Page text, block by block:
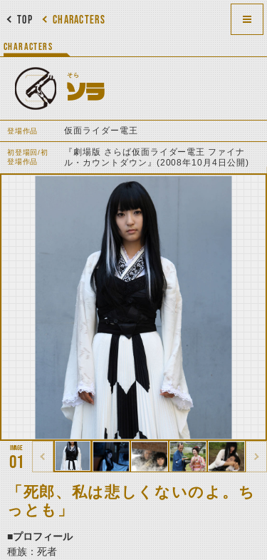
CHARACTERS
TOP
CHARACTERS
そら
ソラ
登場作品 仮面ライダー電王
初登場回/初
登場作品
『劇場版 さらば仮面ライダー電王 ファイナ
ル・カウントダウン』(2008年10月4日公開)
01
「死郎、私は悲しくないのよ。ち
っとも」
■プロフィール
種族：死者